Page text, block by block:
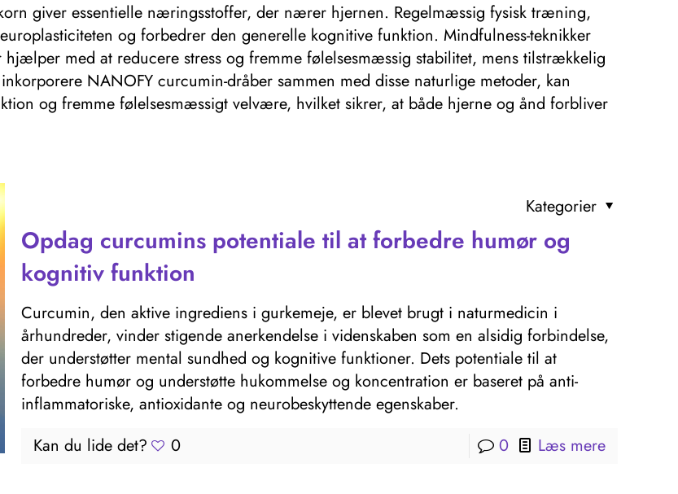
giver essentielle næringsstoffer, der nærer hjernen. Regelmæssig fysisk træning,
og forbedrer den generelle kognitive funktion. Mindfulness-teknikker
med at reducere stress og fremme følelsesmæssig stabilitet, mens tilstrækkelig
NANOFY curcumin-dråber sammen med disse naturlige metoder, kan
og fremme følelsesmæssigt velvære, hvilket sikrer, at både hjerne og ånd forbliver
Kategorier
Opdag curcumins potentiale til at forbedre humør og
kognitiv funktion
Curcumin, den aktive ingrediens i gurkemeje, er blevet brugt i naturmedicin i
århundreder, vinder stigende anerkendelse i videnskaben som en alsidig forbindelse,
der understøtter mental sundhed og kognitive funktioner. Dets potentiale til at
forbedre humør og understøtte hukommelse og koncentration er baseret på anti-
inflammatoriske, antioxidante og neurobeskyttende egenskaber.
Kan du lide det?
0 0 Læs mere